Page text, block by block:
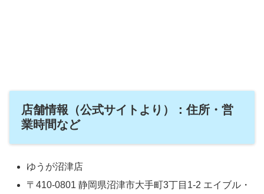
店舗情報（公式サイトより）：住所・営
業時間など
ゆうが沼津店
〒410-0801 静岡県沼津市大手町3丁目1-2 エイブル・